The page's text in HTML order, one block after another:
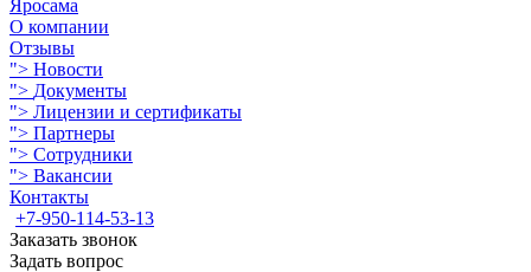
Яросама
О компании
Отзывы
"> Новости
"> Документы
"> Лицензии и сертификаты
"> Партнеры
"> Сотрудники
"> Вакансии
Контакты
+7-950-114-53-13
Заказать звонок
Задать вопрос